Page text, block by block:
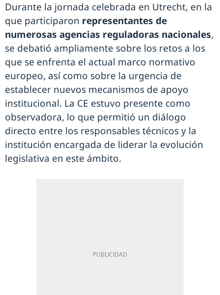
Durante la jornada celebrada en Utrecht, en la
que participaron representantes de
numerosas agencias reguladoras nacionales,
se debatió ampliamente sobre los retos a los
que se enfrenta el actual marco normativo
europeo, así como sobre la urgencia de
establecer nuevos mecanismos de apoyo
institucional. La CE estuvo presente como
observadora, lo que permitió un diálogo
directo entre los responsables técnicos y la
institución encargada de liderar la evolución
legislativa en este ámbito.